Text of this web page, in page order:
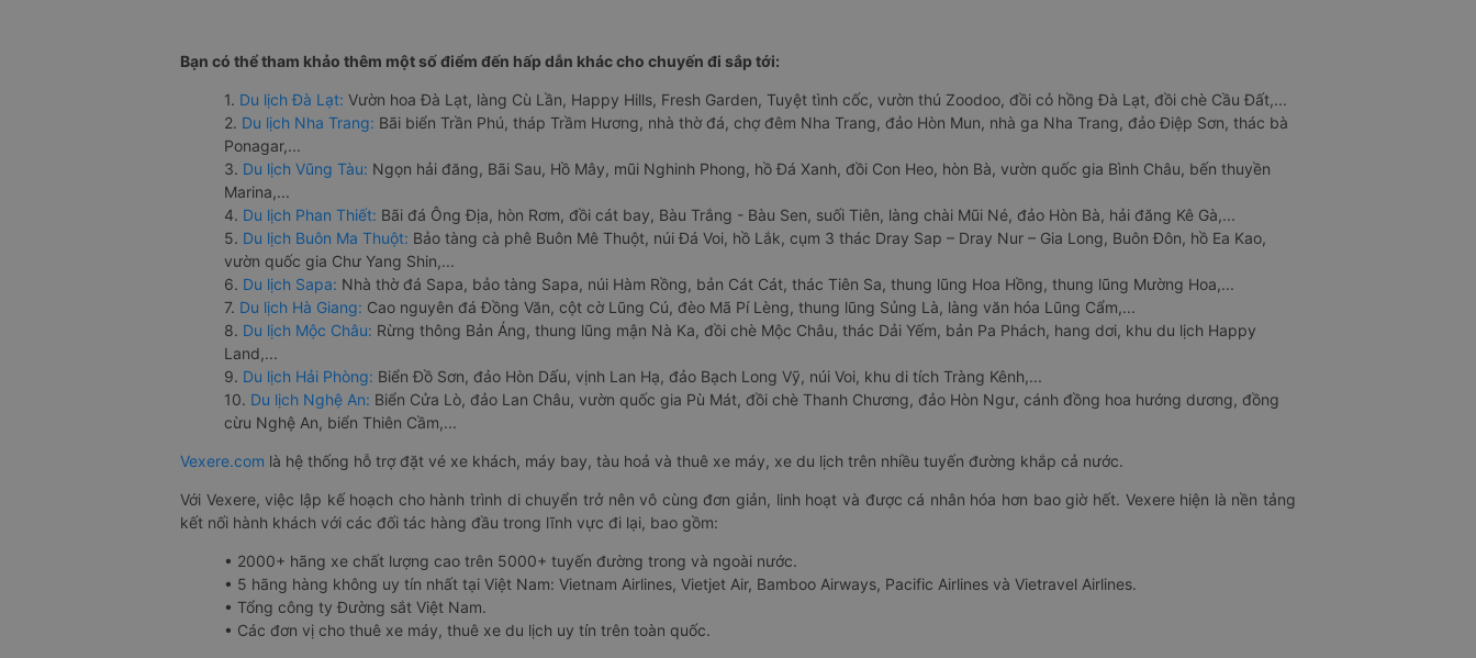
Bạn có thể tham khảo thêm một số điểm đến hấp dẫn khác cho chuyến đi sắp tới:
1. Du lịch Đà Lạt: Vườn hoa Đà Lạt, làng Cù Lần, Happy Hills, Fresh Garden, Tuyệt tình cốc, vườn thú Zoodoo, đồi cỏ hồng Đà Lạt, đồi chè Cầu Đất,...
2. Du lịch Nha Trang: Bãi biển Trần Phú, tháp Trầm Hương, nhà thờ đá, chợ đêm Nha Trang, đảo Hòn Mun, nhà ga Nha Trang, đảo Điệp Sơn, thác bà
Ponagar,...
3. Du lịch Vũng Tàu: Ngọn hải đăng, Bãi Sau, Hồ Mây, mũi Nghinh Phong, hồ Đá Xanh, đồi Con Heo, hòn Bà, vườn quốc gia Bình Châu, bến thuyền
Marina,...
4. Du lịch Phan Thiết: Bãi đá Ông Địa, hòn Rơm, đồi cát bay, Bàu Trắng - Bàu Sen, suối Tiên, làng chài Mũi Né, đảo Hòn Bà, hải đăng Kê Gà,...
5. Du lịch Buôn Ma Thuột: Bảo tàng cà phê Buôn Mê Thuột, núi Đá Voi, hồ Lắk, cụm 3 thác Dray Sap – Dray Nur – Gia Long, Buôn Đôn, hồ Ea Kao,
vườn quốc gia Chư Yang Shin,...
6. Du lịch Sapa: Nhà thờ đá Sapa, bảo tàng Sapa, núi Hàm Rồng, bản Cát Cát, thác Tiên Sa, thung lũng Hoa Hồng, thung lũng Mường Hoa,...
7. Du lịch Hà Giang: Cao nguyên đá Đồng Văn, cột cờ Lũng Cú, đèo Mã Pí Lèng, thung lũng Sủng Là, làng văn hóa Lũng Cẩm,...
8. Du lịch Mộc Châu: Rừng thông Bản Áng, thung lũng mận Nà Ka, đồi chè Mộc Châu, thác Dải Yếm, bản Pa Phách, hang dơi, khu du lịch Happy
Land,...
9. Du lịch Hải Phòng: Biển Đồ Sơn, đảo Hòn Dấu, vịnh Lan Hạ, đảo Bạch Long Vỹ, núi Voi, khu di tích Tràng Kênh,...
10. Du lịch Nghệ An: Biển Cửa Lò, đảo Lan Châu, vườn quốc gia Pù Mát, đồi chè Thanh Chương, đảo Hòn Ngư, cánh đồng hoa hướng dương, đồng
cừu Nghệ An, biển Thiên Cầm,...
Vexere.com là hệ thống hỗ trợ đặt vé xe khách, máy bay, tàu hoả và thuê xe máy, xe du lịch trên nhiều tuyến đường khắp cả nước.
Với Vexere, việc lập kế hoạch cho hành trình di chuyển trở nên vô cùng đơn giản, linh hoạt và được cá nhân hóa hơn bao giờ hết. Vexere hiện là nền tảng
kết nối hành khách với các đối tác hàng đầu trong lĩnh vực đi lại, bao gồm:
• 2000+ hãng xe chất lượng cao trên 5000+ tuyến đường trong và ngoài nước.
• 5 hãng hàng không uy tín nhất tại Việt Nam: Vietnam Airlines, Vietjet Air, Bamboo Airways, Pacific Airlines và Vietravel Airlines.
• Tổng công ty Đường sắt Việt Nam.
• Các đơn vị cho thuê xe máy, thuê xe du lịch uy tín trên toàn quốc.